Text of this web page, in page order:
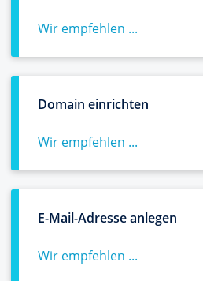
Wir empfehlen ...
Domain einrichten
Wir empfehlen ...
E-Mail-Adresse anlegen
Wir empfehlen ...